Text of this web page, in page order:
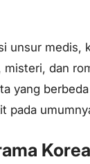
unsur medis,
misteri, dan
yang
pada